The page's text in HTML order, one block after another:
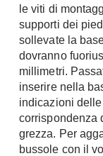
le viti di
supporti dei
sollevate la
dovranno
millimetri.
inserire nella
indicazioni
corrispondenza
grezza. Per
bussole con il